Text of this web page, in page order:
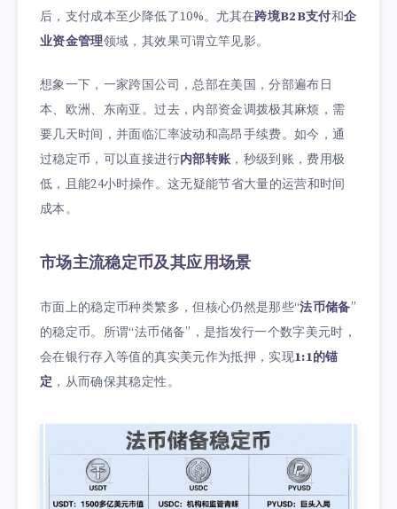
后，支付成本至少降低了10%。尤其在跨境B2B支付和企
业资金管理领域，其效果可谓立竿见影。
想象一下，一家跨国公司，总部在美国，分部遍布日
本、欧洲、东南亚。过去，内部资金调拨极其麻烦，需
要几天时间，并面临汇率波动和高昂手续费。如今，通
过稳定币，可以直接进行内部转账，秒级到账，费用极
低，且能24小时操作。这无疑能节省大量的运营和时间
成本。
市场主流稳定币及其应用场景
市面上的稳定币种类繁多，但核心仍然是那些“法币储备”
的稳定币。所谓“法币储备”，是指发行一个数字美元时，
会在银行存入等值的真实美元作为抵押，实现1:1的锚
定 ，从而确保其稳定性。